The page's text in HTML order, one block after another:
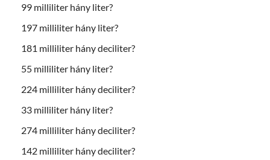
99 milliliter hány liter?
197 milliliter hány liter?
181 milliliter hány deciliter?
55 milliliter hány liter?
224 milliliter hány deciliter?
33 milliliter hány liter?
274 milliliter hány deciliter?
142 milliliter hány deciliter?